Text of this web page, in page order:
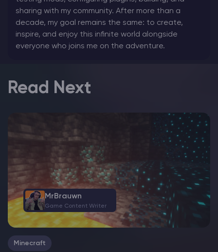
sharing with my community. After more than a
decade, my goal remains the same: to create,
inspire, and enjoy this infinite world alongside
everyone who joins me on the adventure.
Read Next
Minecraft
MrBrauwn
Game Content Writer